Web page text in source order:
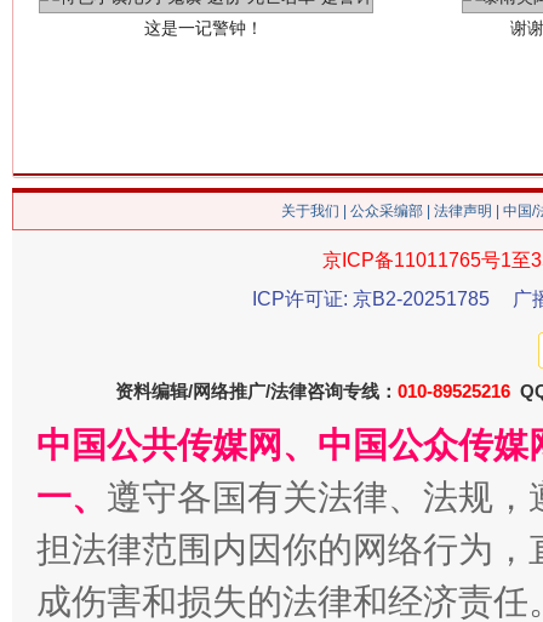
今
魏明亮
关于我们 公众采编部 法律声明 | 中国
京ICP备11011765号1至
ICP许可证: 京B2-20251785
广
资料编辑/网络推广/法律咨询专线： 010-89525216
中国公共传媒网、中国公众传
一、 遵守各国有关法律、法规
担法律范围内因你的网络行为
成伤害和损失的法律和经济责